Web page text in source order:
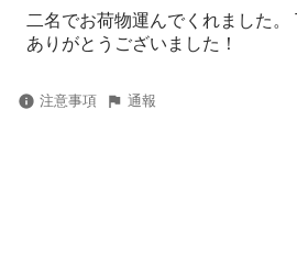
二名でお荷物運んでくれました。
ありがとうございました！
注意事項 通報